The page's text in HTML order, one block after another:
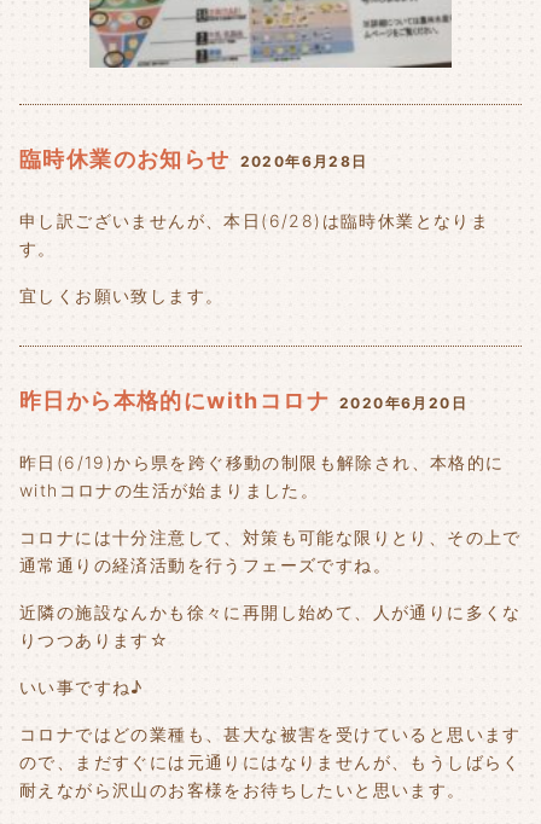
臨時休業のお知らせ 2020年6月28日
申し訳ございませんが、本日(6/28)は臨時休業となりま
す。
宜しくお願い致します。
昨日から本格的にwithコロナ 2020年6月20日
昨日(6/19)から県を跨ぐ移動の制限も解除され、本格的に
withコロナの生活が始まりました。
コロナには十分注意して、対策も可能な限りとり、その上で
通常通りの経済活動を行うフェーズですね。
近隣の施設なんかも徐々に再開し始めて、人が通りに多くな
りつつあります☆
いい事ですね♪
コロナではどの業種も、甚大な被害を受けていると思います
ので、まだすぐには元通りにはなりませんが、もうしばらく
耐えながら沢山のお客様をお待ちしたいと思います。